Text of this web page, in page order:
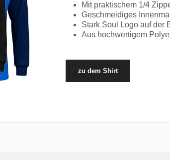
Mit praktischem 1/4
Geschmeidiges
Stark Soul Logo auf der
Aus hochwertigem
zu dem Shirt